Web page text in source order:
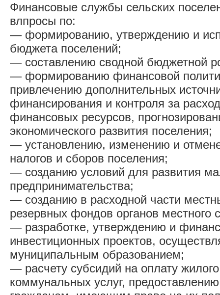
Финансовые службы сельских
влпросы по:
— формированию, утверждению и
бюджета поселений;
— составлению сводной бюджетной
— формированию финансовой
привлечению дополнительных
финансирования и контроля за
финансовых ресурсов,
экономического развития поселения;
— установлению, изменению и
налогов и сборов поселения;
— созданию условий для развития
предпринимательства;
— созданию в расходной части
резервных фондов органов местного
— разработке, утверждению и
инвестиционных проектов,
муниципальным образованием;
— расчету субсидий на оплату
коммунальных услуг,